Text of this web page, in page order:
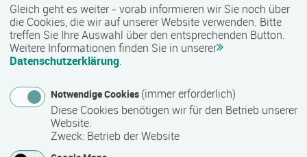
IIW/EWF 1170)
International / European Welding Specialist (DVS-
IIW/EWF 1170)
International / European Welding Engineer (DVS-
IIW/EWF 1170)
International / European Welding Inspector (DVS-
IIW/EWF 1170)
Die SLV Mecklenburg-Vorpommern GmbH ist eine mit der
Gleich geht es weiter - vorab informieren wir Sie noch über
die Cookies, die wir auf unserer Website verwenden. Bitte
treffen Sie Ihre Auswahl über den entsprechenden Button.
Weitere Informationen finden Sie in unserer
Datenschutzerklärung.
Notwendige Cookies (immer erforderlich)
Diese Cookies benötigen wir für den Betrieb unserer
Website.
Zweck: Betrieb der Website